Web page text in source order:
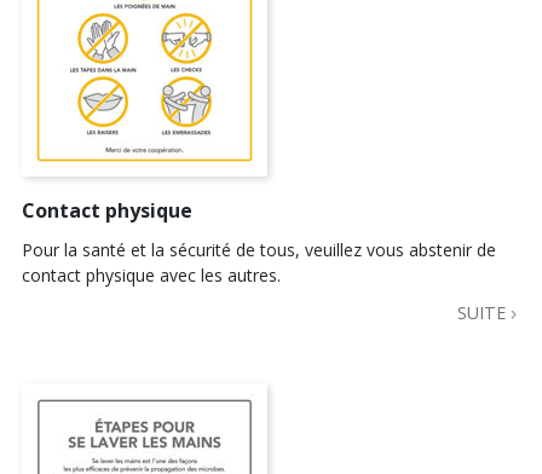
Contact physique
Pour la santé et la sécurité de tous, veuillez vous abstenir de
contact physique avec les autres.
SUITE